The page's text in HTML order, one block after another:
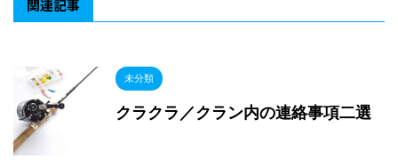
関連記事
未分類
クラクラ／クラン内の連絡事項二選